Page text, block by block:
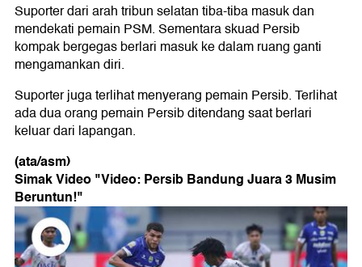
Suporter dari arah tribun selatan tiba-tiba masuk dan
mendekati pemain PSM. Sementara skuad Persib
kompak bergegas berlari masuk ke dalam ruang ganti
mengamankan diri.
Suporter juga terlihat menyerang pemain Persib. Terlihat
ada dua orang pemain Persib ditendang saat berlari
keluar dari lapangan.
(ata/asm)
Simak Video "Video: Persib Bandung Juara 3 Musim
Beruntun!"